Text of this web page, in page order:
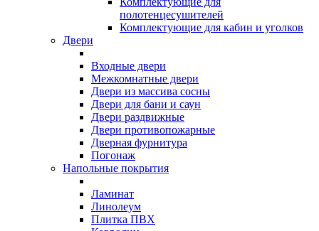
полотенцесушителей
Комплектующие для кабин и уголков
Двери
Входные двери
Межкомнатные двери
Двери из массива сосны
Двери для бани и саун
Двери раздвижные
Двери противопожарные
Дверная фурнитура
Погонаж
Напольные покрытия
Ламинат
Линолеум
Плитка ПВХ